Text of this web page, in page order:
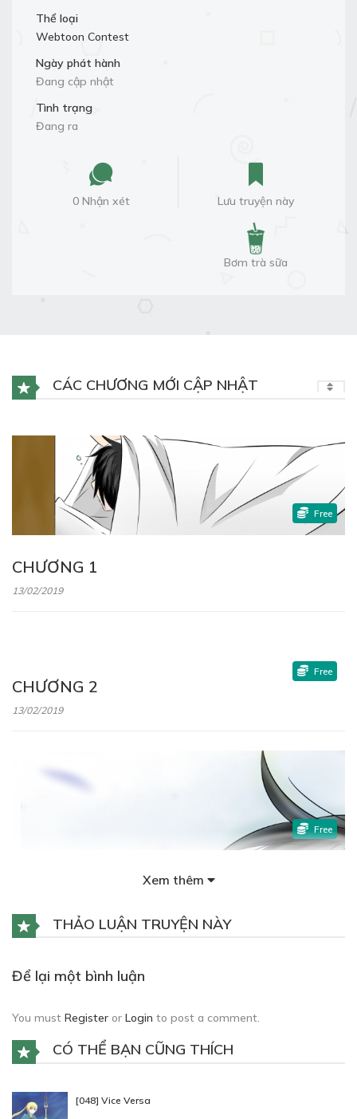
Thể loại
Webtoon Contest
Ngày phát hành
Đang cập nhật
Tình trạng
Đang ra
0 Nhận xét Lưu truyện này
Bơm trà sữa
CÁC CHƯƠNG MỚI CẬP NHẬT
CHƯƠNG 1
13/02/2019
Free
CHƯƠNG 2
13/02/2019
Free
Free
Xem thêm
THẢO LUẬN TRUYỆN NÀY
Để lại một bình luận
You must Register or Login to post a comment.
CÓ THỂ BẠN CŨNG THÍCH
[048] Vice Versa